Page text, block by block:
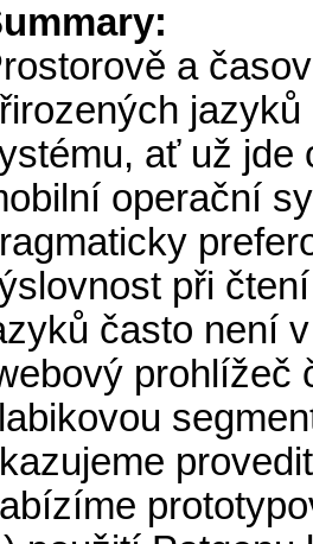
a
ať už jde
operační
při
často není
prohlížeč